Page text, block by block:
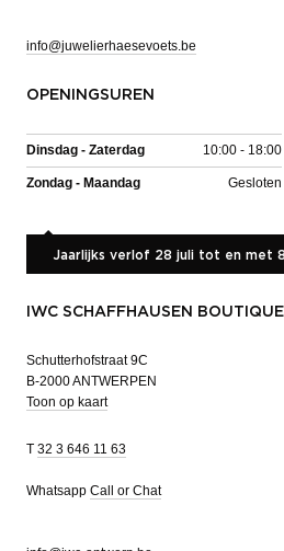
info@juwelierhaesevoets.be
OPENINGSUREN
Dinsdag - Zaterdag 10:00 - 18:00
Zondag - Maandag Gesloten
Jaarlijks verlof 28 juli tot en met
IWC SCHAFFHAUSEN
Schutterhofstraat 9C
B-2000 ANTWERPEN
Toon op kaart
T 32 3 646 11 63
Whatsapp Call or Chat